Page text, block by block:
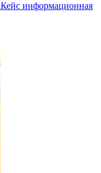
Кейс информационная